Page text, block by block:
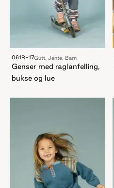
061R-17Gutt, Jente, Barn
Genser med raglanfelling,
bukse og lue